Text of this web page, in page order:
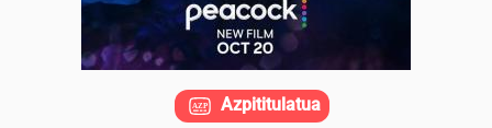
Azpititulatua